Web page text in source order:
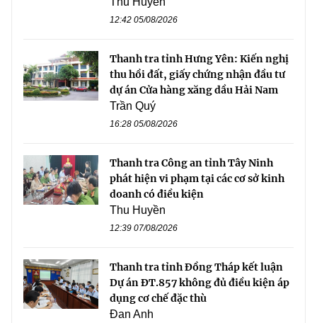
12:42 05/08/2026
Thanh tra tỉnh Hưng Yên: Kiến nghị
thu hồi đất, giấy chứng nhận đầu tư
dự án Cửa hàng xăng dầu Hải Nam
Trần Quý
16:28 05/08/2026
Thanh tra Công an tỉnh Tây Ninh
phát hiện vi phạm tại các cơ sở kinh
doanh có điều kiện
Thu Huyền
12:39 07/08/2026
Thanh tra tỉnh Đồng Tháp kết luận
Dự án ĐT.857 không đủ điều kiện áp
dụng cơ chế đặc thù
Đan Anh